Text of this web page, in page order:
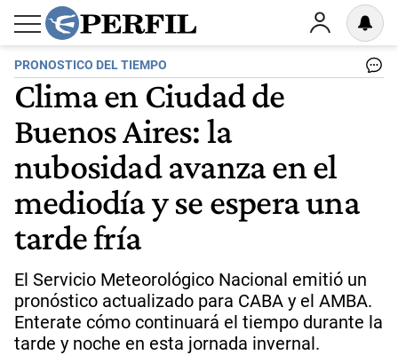
PRONOSTICO DEL TIEMPO
Clima en Ciudad de
Buenos Aires: la
nubosidad avanza en el
mediodía y se espera una
tarde fría
El Servicio Meteorológico Nacional emitió un
pronóstico actualizado para CABA y el AMBA.
Enterate cómo continuará el tiempo durante la
tarde y noche en esta jornada invernal.